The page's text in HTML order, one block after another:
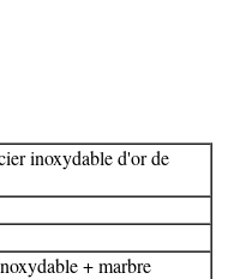
inoxydable d'or de
+ marbre